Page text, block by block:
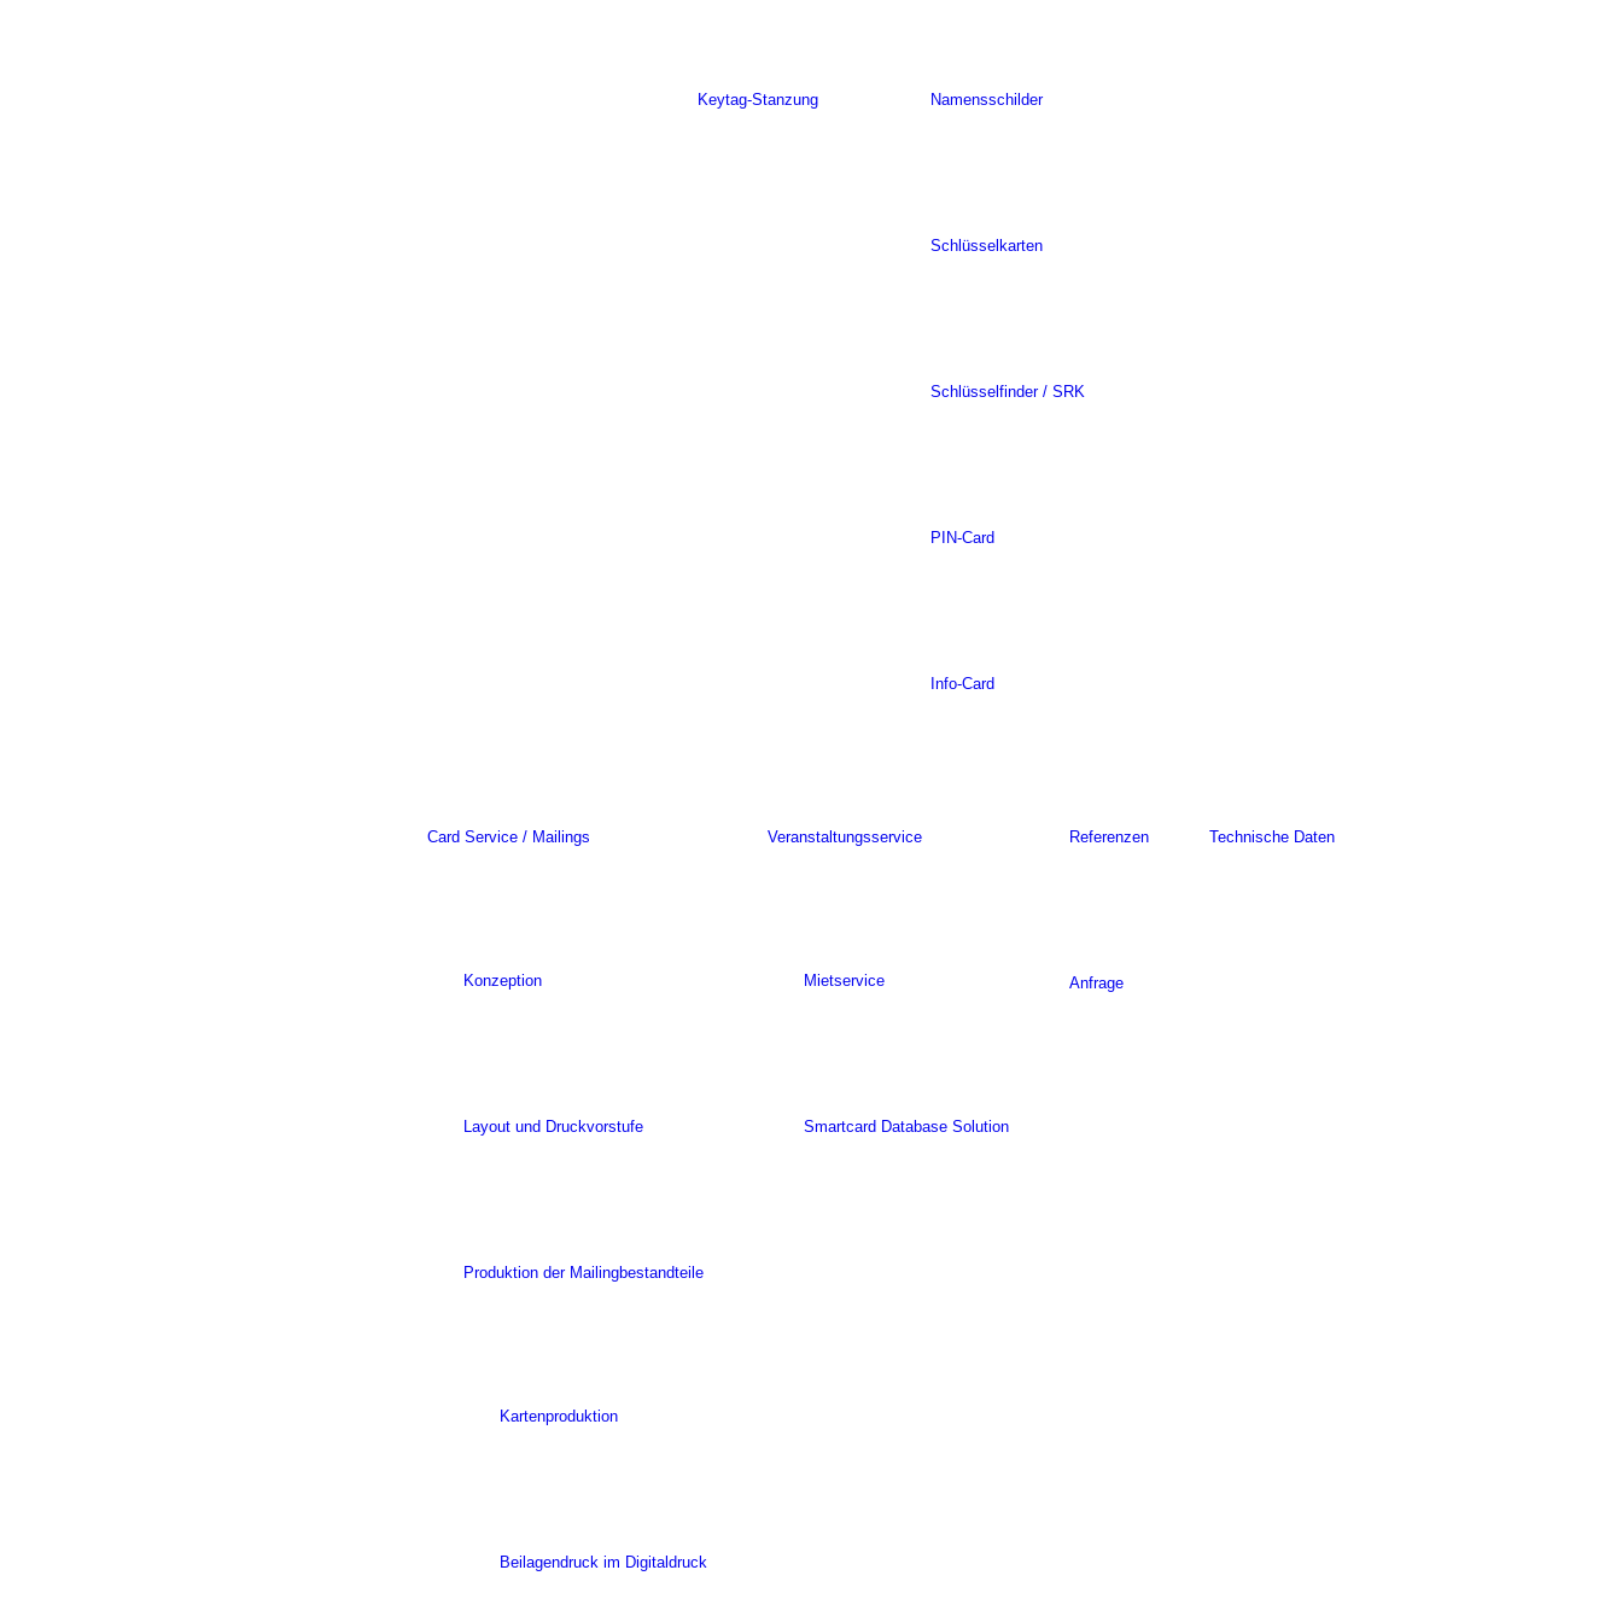
Keytag-Stanzung Namensschilder
Schlüsselkarten
Schlüsselfinder / SRK
PIN-Card
Info-Card
Card Service / Mailings
Konzeption
Layout und Druckvorstufe
Produktion der Mailingbestandteile
Kartenproduktion
Beilagendruck im Digitaldruck
Veranstaltungsservice
Mietservice
Smartcard Database Solution
Referenzen Technische Daten
Anfrage